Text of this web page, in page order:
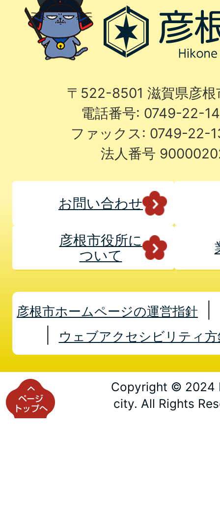
〒522-8501 滋賀県彦
電話番号: 0749-22-
ファックス: 0749-22-
法人番号
お問い合わせ
彦根市役所に
ついて
彦根市ホームページの運営指針
ウェブアクセシビリティ方
Copyright © 2024
city. All Rights